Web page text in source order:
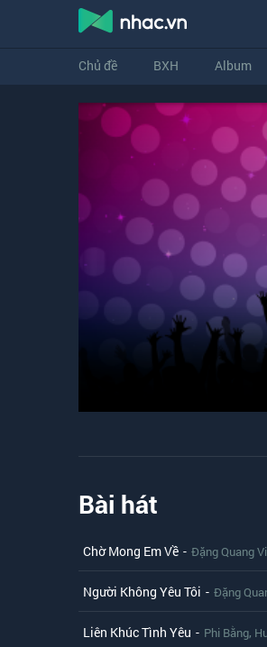
Chủ đề BXH Album
Bài hát
Chờ Mong Em Về - Đặng Quang
Người Không Yêu Tôi - Đặng
Liên Khúc Tình Yêu - Phi Bằng,